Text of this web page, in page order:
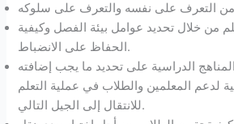
من خلال تحديد عوامل بيئة الفصل وكيفية
الحفاظ على الانضباط.
الدراسية على تحديد ما يجب إضافته
لدعم المعلمين والطلاب في عملية التعلم
للانتقال إلى الجيل التالي.